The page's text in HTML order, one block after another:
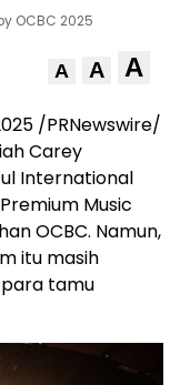
OCBC 2025
A A A
/PRNewswire/
Carey
International
Music
OCBC. Namun,
itu masih
tamu